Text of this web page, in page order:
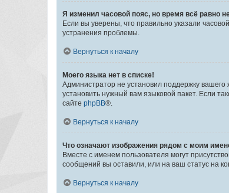
Я изменил часовой пояс, но время всё равно
Если вы уверены, что правильно указали
устранения проблемы.
Вернуться к началу
Моего языка нет в списке!
Администратор не установил поддержку
установить нужный вам языковой пакет. Если
сайте phpBB®.
Вернуться к началу
Что означают изображения рядом с моим
Вместе с именем пользователя могут
сообщений вы оставили, или на ваш статус на
Вернуться к началу